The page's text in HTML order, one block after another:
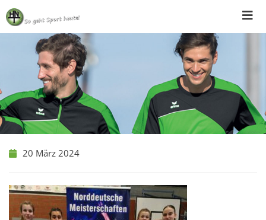
Skip
to
content
20 März 2024